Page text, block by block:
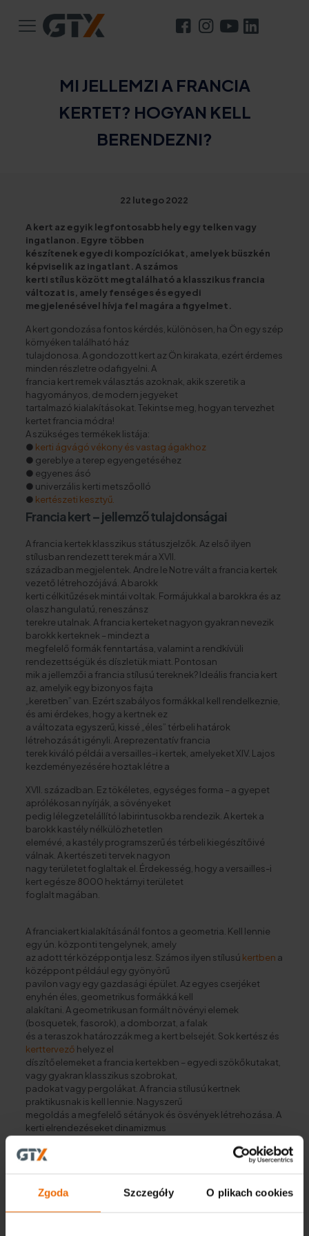
Zgoda Szczegóły O plikach cookies
MI JELLEMZI A FRANCIA
KERTET? HOGYAN KELL
BERENDEZNI?
22 lutego 2022
A kert az egyik legfontosabb hely egy telken vagy
ingatlanon. Egyre többen
készítenek egyedi kompozíciókat, amelyek büszkén
képviselik az ingatlant. A számos
kerti stílus között megtalálható a klasszikus francia
változat is, amely fenséges és egyedi
megjelenésével hívja fel magára a figyelmet.
A kert gondozása fontos kérdés, különösen, ha Ön egy szép
környéken található ház
tulajdonosa. A gondozott kert az Ön kirakata, ezért érdemes
minden részletre odafigyelni. A
francia kert remek választás azoknak, akik szeretik a
hagyományos, de modern jegyeket
tartalmazó kialakításokat. Tekintse meg, hogyan tervezhet
kertet francia módra!
A szükséges termékek listája:
● kerti ágvágó vékony és vastag ágakhoz
● gereblye a terep egyengetéséhez
● egyenes ásó
● univerzális kerti metszőolló
● kertészeti kesztyű.
Francia kert – jellemző tulajdonságai
A francia kertek klasszikus státuszjelzők. Az első ilyen
stílusban rendezett terek már a XVII.
században megjelentek. Andre le Notre vált a francia kertek
vezető létrehozójává. A barokk
kerti célkitűzések mintái voltak. Formájukkal a barokkra és az
olasz hangulatú, reneszánsz
terekre utalnak. A francia kerteket nagyon gyakran nevezik
barokk kerteknek – mindezt a
megfelelő formák fenntartása, valamint a rendkívüli
rendezettségük és díszletük miatt. Pontosan
mik a jellemzői a francia stílusú tereknek? Ideális francia kert
az, amelyik egy bizonyos fajta
„keretben” van. Ezért szabályos formákkal kell rendelkeznie,
és ami érdekes, hogy a kertnek ez
a változata egyszerű, kissé „éles” térbeli határok
létrehozását igényli. A reprezentatív francia
terek kiváló példái a versailles-i kertek, amelyeket XIV. Lajos
kezdeményezésére hoztak létre a
XVII. században. Ez tökéletes, egységes forma – a gyepet
aprólékosan nyírják, a sövényeket
pedig lélegzetelállító labirintusokba rendezik. A kertek a
barokk kastély nélkülözhetetlen
elemévé, a kastély programszerű és térbeli kiegészítőivé
válnak. A kertészeti tervek nagyon
nagy területet foglaltak el. Érdekesség, hogy a versailles-i
kert egésze 8000 hektárnyi területet
foglalt magában.
A franciakert kialakításánál fontos a geometria. Kell lennie
egy ún. központi tengelynek, amely
az adott tér középpontja lesz. Számos ilyen stílusú kertben a
középpont például egy gyönyörű
pavilon vagy egy gazdasági épület. Az egyes cserjéket
enyhén éles, geometrikus formákká kell
alakítani. A geometrikusan formált növényi elemek
(bosquetek, fasorok), a domborzat, a falak
és a teraszok határozzák meg a kert belsejét. Sok kertész és
kerttervező helyez el
díszítőelemeket a francia kertekben – egyedi szökőkutakat,
vagy gyakran klasszikus szobrokat,
padokat vagy pergolákat. A francia stílusú kertnek
praktikusnak is kell lennie. Nagyszerű
megoldás a megfelelő sétányok és ösvények létrehozása. A
kerti elrendezéseket dinamizmus
elemek keresése.
Hogyan készítsünk francia stílusú teret lépésről lépésre?
előkészítést igényel. Be kell szereznie a